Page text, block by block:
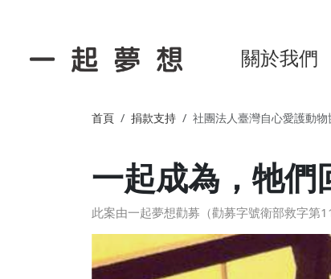
關於我們
首頁 捐款支持 社團法人臺灣自心愛護動物
一起成為，牠們
此案由一起夢想勸募（勸募字號衛部救字第